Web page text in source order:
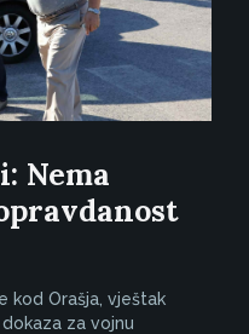
Nema
kod Orašja, vještak
za vojnu